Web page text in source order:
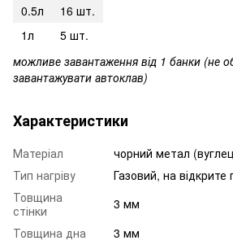
0.5л
16 шт.
1л
5 шт.
можливе завантаження від 1 банки (не
завантажувати автоклав)
Характеристики
Матеріал
чорний метал
Тип нагріву
Газовий, на відкрите
Товщина
стінки
3 мм
Товщина дна
3 мм